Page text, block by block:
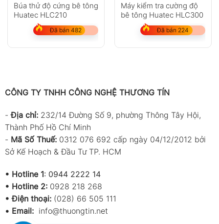
Búa thử độ cứng bê tông
Huatec HLC210
Đã bán 482
Máy kiểm tra cường độ
bê tông Huatec HLC300
Đã bán 224
CÔNG TY TNHH CÔNG NGHỆ THƯƠNG TÍN
-Địa chỉ: 232/14 Đường Số 9, phường Thông Tây Hội,
Thành Phố Hồ Chí Minh
- Mã Số Thuế: 0312 076 692 cấp ngày 04/12/2012 bởi
Sở Kế Hoạch & Đầu Tư TP. HCM
• Hotline 1: 0944 2222 14
• Hotline 2: 0928 218 268
• Điện thoại: (028) 66 505 111
• Email: info@thuongtin.net